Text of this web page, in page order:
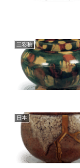
三彩釉
日本